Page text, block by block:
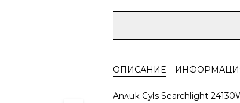
Searchlight
–
ОПИСАНИЕ
Аплик Cyls Searchlight